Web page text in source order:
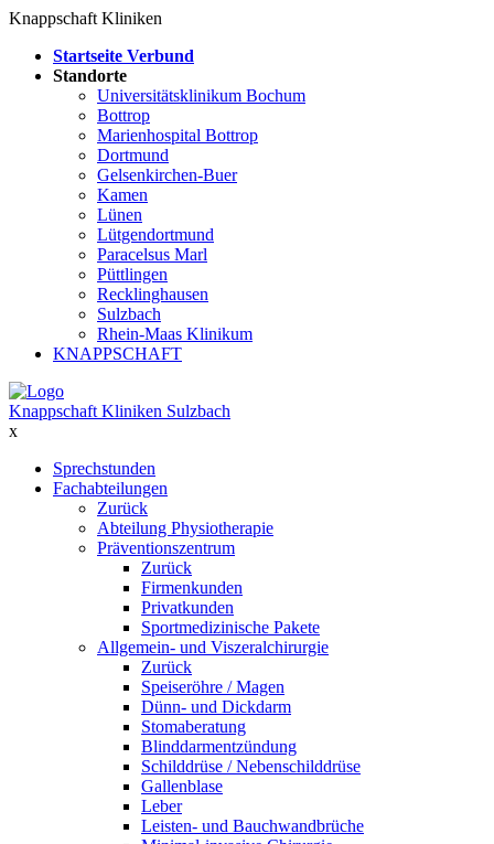
Knappschaft Kliniken
Startseite Verbund
Standorte
Universitätsklinikum Bochum
Bottrop
Marienhospital Bottrop
Dortmund
Gelsenkirchen-Buer
Kamen
Lünen
Lütgendortmund
Paracelsus Marl
Püttlingen
Recklinghausen
Sulzbach
Rhein-Maas Klinikum
KNAPPSCHAFT
Knappschaft Kliniken Sulzbach
x
Sprechstunden
Fachabteilungen
Zurück
Abteilung Physiotherapie
Präventionszentrum
Zurück
Firmenkunden
Privatkunden
Sportmedizinische Pakete
Allgemein- und Viszeralchirurgie
Zurück
Speiseröhre / Magen
Dünn- und Dickdarm
Stomaberatung
Blinddarmentzündung
Schilddrüse / Nebenschilddrüse
Gallenblase
Leber
Leisten- und Bauchwandbrüche